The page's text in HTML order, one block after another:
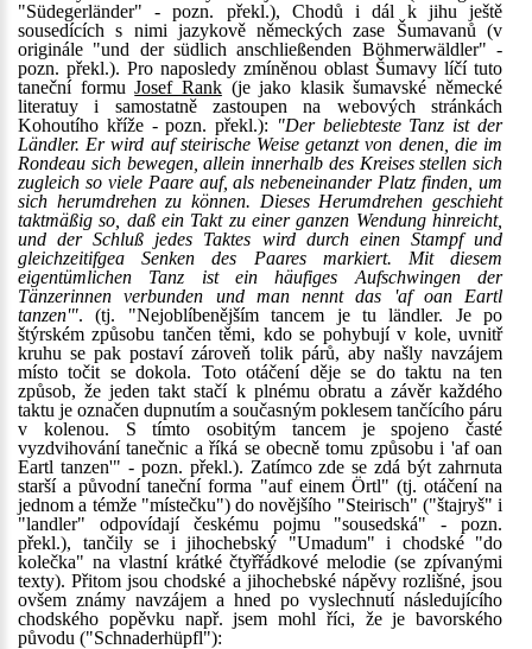
"Südegerländer" - pozn. překl.), Chodů i dál k jihu ještě
sousedících s nimi jazykově německých zase Šumavanů (v
originále "und der südlich anschließenden Böhmerwäldler" -
pozn. překl.). Pro naposledy zmíněnou oblast Šumavy líčí tuto
taneční formuJosef Rank(je jako klasik šumavské německé
literatuy i samostatně zastoupen na webových stránkách
Kohoutího kříže - pozn. překl.): "Der beliebteste Tanz ist der
Ländler. Er wird auf steirische Weise getanzt von denen, die im
Rondeau sich bewegen, allein innerhalb des Kreises stellen sich
zugleich so viele Paare auf, als nebeneinander Platz finden, um
sich herumdrehen zu können. Dieses Herumdrehen geschieht
taktmäßig so, daß ein Takt zu einer ganzen Wendung hinreicht,
und der Schluß jedes Taktes wird durch einen Stampf und
gleichzeitifgea Senken des Paares markiert. Mit diesem
eigentümlichen Tanz ist ein häufiges Aufschwingen der
Tänzerinnen verbunden und man nennt das 'af oan Eartl
tanzen'". (tj. "Nejoblíbenějším tancem je tu ländler. Je po
štýrském způsobu tančen těmi, kdo se pohybují v kole, uvnitř
kruhu se pak postaví zároveň tolik párů, aby našly navzájem
místo točit se dokola. Toto otáčení děje se do taktu na ten
způsob, že jeden takt stačí k plnému obratu a závěr každého
taktu je označen dupnutím a současným poklesem tančícího páru
v kolenou. S tímto osobitým tancem je spojeno časté
vyzdvihování tanečnic a říká se obecně tomu způsobu i 'af oan
Eartl tanzen'" - pozn. překl.). Zatímco zde se zdá být zahrnuta
starší a původní taneční forma "auf einem Örtl" (tj. otáčení na
jednom a témže "místečku") do novějšího "Steirisch" ("štajryš" i
"landler" odpovídají českému pojmu "sousedská" - pozn.
překl.), tančily se i jihochebský "Umadum" i chodské "do
kolečka" na vlastní krátké čtyřřádkové melodie (se zpívanými
texty). Přitom jsou chodské a jihochebské nápěvy rozlišné, jsou
ovšem známy navzájem a hned po vyslechnutí následujícího
chodského popěvku např. jsem mohl říci, že je bavorského
původu ("Schnaderhüpfl"):